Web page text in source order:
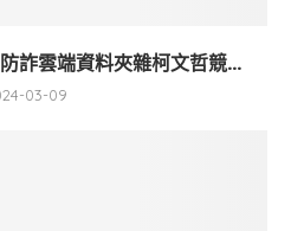
詐雲端資料夾雜柯文哲競...
03-09